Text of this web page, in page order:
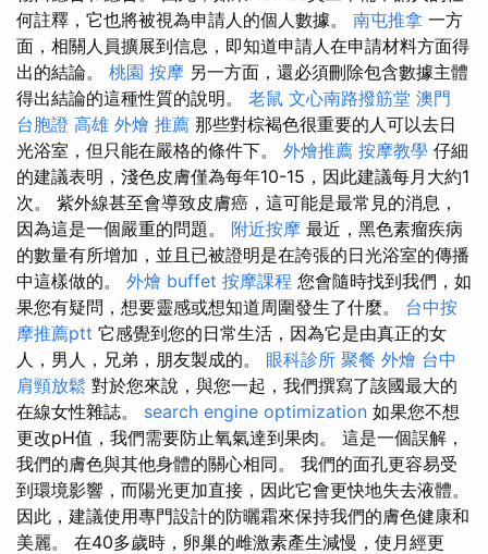
何註釋，它也將被視為申請人的個人數據。 南屯推拿 一方
面，相關人員擴展到信息，即知道申請人在申請材料方面得
出的結論。 桃園 按摩 另一方面，還必須刪除包含數據主體
得出結論的這種性質的說明。 老鼠 文心南路撥筋堂 澳門
台胞證 高雄 外燴 推薦 那些對棕褐色很重要的人可以去日
光浴室，但只能在嚴格的條件下。 外燴推薦 按摩教學 仔細
的建議表明，淺色皮膚僅為每年10-15，因此建議每月大約1
次。 紫外線甚至會導致皮膚癌，這可能是最常見的消息，
因為這是一個嚴重的問題。 附近按摩 最近，黑色素瘤疾病
的數量有所增加，並且已被證明是在誇張的日光浴室的傳播
中這樣做的。 外燴 buffet 按摩課程 您會隨時找到我們，如
果您有疑問，想要靈感或想知道周圍發生了什麼。 台中按
摩推薦ptt 它感覺到您的日常生活，因為它是由真正的女
人，男人，兄弟，朋友製成的。 眼科診所 聚餐 外燴 台中
肩頸放鬆 對於您來說，與您一起，我們撰寫了該國最大的
在線女性雜誌。 search engine optimization 如果您不想
更改pH值，我們需要防止氧氣達到果肉。 這是一個誤解，
我們的膚色與其他身體的關心相同。 我們的面孔更容易受
到環境影響，而陽光更加直接，因此它會更快地失去液體。
因此，建議使用專門設計的防曬霜來保持我們的膚色健康和
美麗。 在40多歲時，卵巢的雌激素產生減慢，使月經更